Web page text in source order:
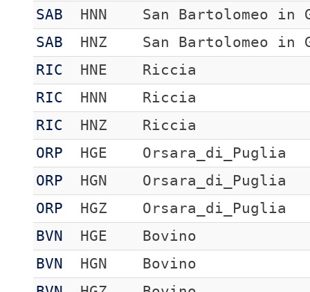
SAB
HNN
San Bartolomeo in
SAB
HNZ
San Bartolomeo in
RIC
HNE
Riccia
RIC
HNN
Riccia
RIC
HNZ
Riccia
ORP
HGE
Orsara_di_Puglia
ORP
HGN
Orsara_di_Puglia
ORP
HGZ
Orsara_di_Puglia
BVN
HGE
Bovino
BVN
HGN
Bovino